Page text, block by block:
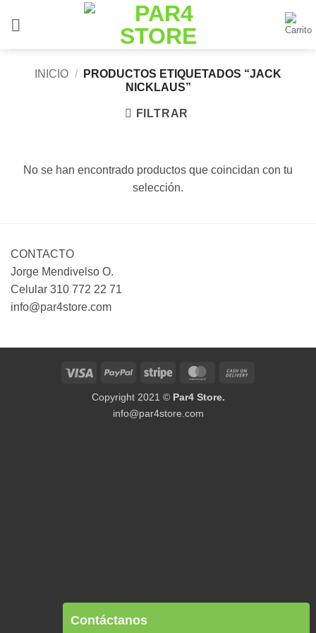
INICIO /
PRODUCTOS ETIQUETADOS “JACK
NICKLAUS”
FILTRAR
No se han encontrado productos que coincidan con tu
selección.
CONTACTO
Jorge Mendivelso O.
Celular 310 772 22 71
info@par4store.com
Visa PayPal Stripe MasterCard
Copyright 2021 © Par4 Store.
info@par4store.com
Contáctanos